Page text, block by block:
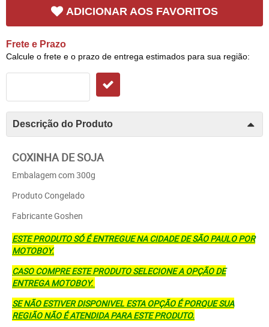
ADICIONAR AOS FAVORITOS
Frete e Prazo
Calcule o frete e o prazo de entrega estimados para sua região:
Descrição do Produto
COXINHA DE SOJA
Embalagem com 300g
Produto Congelado
Fabricante Goshen
ESTE PRODUTO SÓ É ENTREGUE NA CIDADE DE SÃO PAULO POR
MOTOBOY.
CASO COMPRE ESTE PRODUTO SELECIONE A OPÇÃO DE
ENTREGA MOTOBOY.
SE NÃO ESTIVER DISPONIVEL ESTA OPÇÃO É PORQUE SUA
REGIÃO NÃO É ATENDIDA PARA ESTE PRODUTO.